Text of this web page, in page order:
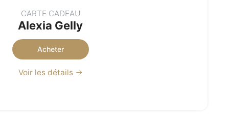
CARTE CADEAU
Alexia Gelly
Acheter
Voir les détails